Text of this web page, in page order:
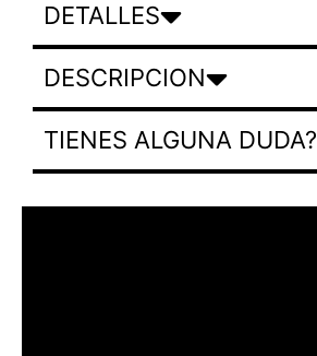
DETALLES
DESCRIPCION
TIENES ALGUNA DUDA?